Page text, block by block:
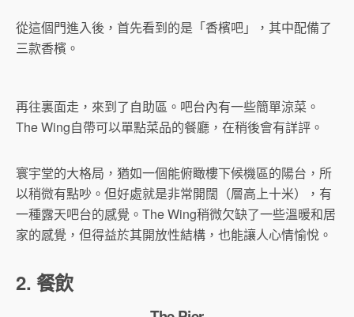
從這個門進入後，首先看到的是「香檳吧」，其中配備了
三款香檳。
再往裏面走，來到了自助區。吧台內有一些簡單涼菜。
The Wing自帶可以單點菜品的餐廳，在稍後會有詳評。
寰宇堂的大格局，猶如一個能俯瞰樓下候機區的陽台，所
以稍微有點吵。但好處就是非常開闊（層高上十米），有
一種露天吧台的感覺。The Wing稍微欠缺了一些溫暖和居
家的感覺，但得益於其開放性結構，也能讓人心情愉悅。
2. 餐飲